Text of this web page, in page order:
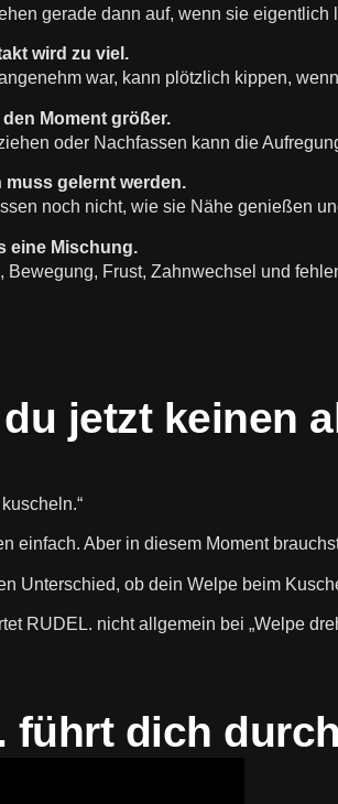
gerade dann auf, wenn sie eigentlich
wird zu viel.
war, kann plötzlich kippen,
Moment größer.
oder Nachfassen kann die
muss gelernt werden.
noch nicht, wie sie Nähe genießen
eine Mischung.
Bewegung, Frust, Zahnwechsel und
jetzt keinen
einfach. Aber in diesem Moment
Unterschied, ob dein Welpe beim
RUDEL. nicht allgemein bei „Welpe
führt dich